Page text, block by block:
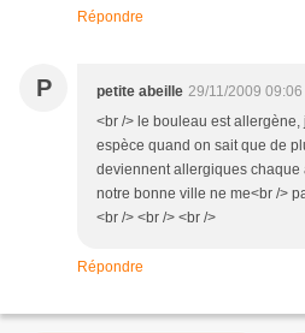
Répondre
P petite abeille 29/11/2009 09:06
<br /> le bouleau est
espèce quand on sait que de
deviennent allergiques chaque
notre bonne ville ne me<br />
<br /> <br /> <br />
Répondre